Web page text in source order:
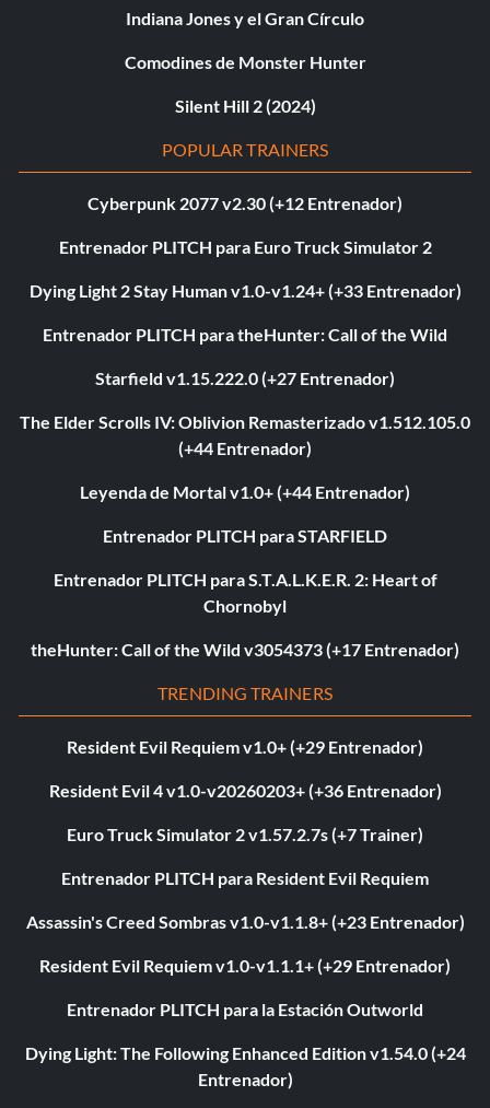
Indiana Jones y el Gran Círculo
Comodines de Monster Hunter
Silent Hill 2 (2024)
POPULAR TRAINERS
Cyberpunk 2077 v2.30 (+12 Entrenador)
Entrenador PLITCH para Euro Truck Simulator 2
Dying Light 2 Stay Human v1.0-v1.24+ (+33 Entrenador)
Entrenador PLITCH para theHunter: Call of the Wild
Starfield v1.15.222.0 (+27 Entrenador)
The Elder Scrolls IV: Oblivion Remasterizado v1.512.105.0
(+44 Entrenador)
Leyenda de Mortal v1.0+ (+44 Entrenador)
Entrenador PLITCH para STARFIELD
Entrenador PLITCH para S.T.A.L.K.E.R. 2: Heart of
Chornobyl
theHunter: Call of the Wild v3054373 (+17 Entrenador)
TRENDING TRAINERS
Resident Evil Requiem v1.0+ (+29 Entrenador)
Resident Evil 4 v1.0-v20260203+ (+36 Entrenador)
Euro Truck Simulator 2 v1.57.2.7s (+7 Trainer)
Entrenador PLITCH para Resident Evil Requiem
Assassin's Creed Sombras v1.0-v1.1.8+ (+23 Entrenador)
Resident Evil Requiem v1.0-v1.1.1+ (+29 Entrenador)
Entrenador PLITCH para la Estación Outworld
Dying Light: The Following Enhanced Edition v1.54.0 (+24
Entrenador)